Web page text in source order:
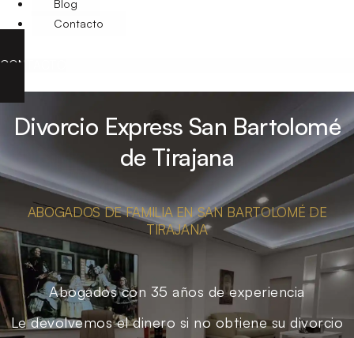
Blog
Contacto
CONTACTO
Divorcio Express San Bartolomé
de Tirajana
ABOGADOS DE FAMILIA EN SAN BARTOLOMÉ DE
TIRAJANA
Abogados con 35 años de experiencia
Le devolvemos el dinero si no obtiene su divorcio